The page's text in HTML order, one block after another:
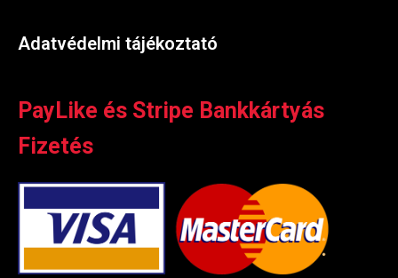
Adatvédelmi tájékoztató
PayLike és Stripe Bankkártyás
Fizetés